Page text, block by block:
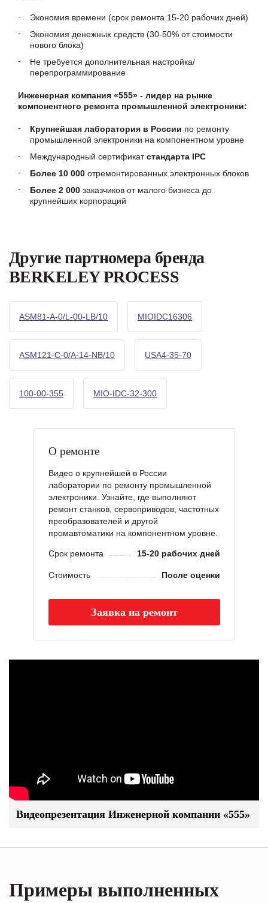
Экономия времени (срок ремонта 15-20 рабочих дней)
Экономия денежных средств (30-50% от стоимости
нового блока)
Не требуется дополнительная настройка/
перепрограммирование
Инженерная компания «555» - лидер на рынке
компонентного ремонта промышленной электроники:
Крупнейшая лаборатория в России по ремонту
промышленной электроники на компонентном уровне
Международный сертификатстандарта IPC
Более 10 000 отремонтированных электронных блоков
Более 2 000 заказчиков от малого бизнеса до
крупнейших корпораций
Другие партномера бренда
BERKELEY PROCESS
ASM81-A-0/L-00-LB/10 MIOIDC16306
ASM121-C-0/A-14-NB/10 USA4-35-70
100-00-355 MIO-IDC-32-300
О ремонте
Видео о крупнейшей в России
лаборатории по ремонту промышленной
электроники. Узнайте, где выполняют
ремонт станков, сервоприводов, частотных
преобразователей и другой
промавтоматики на компонентном уровне.
Срок ремонта 15-20 рабочих дней
Стоимость После оценки
Заявка на ремонт
Видеопрезентация Инженерной компании «555»
Примеры выполненных